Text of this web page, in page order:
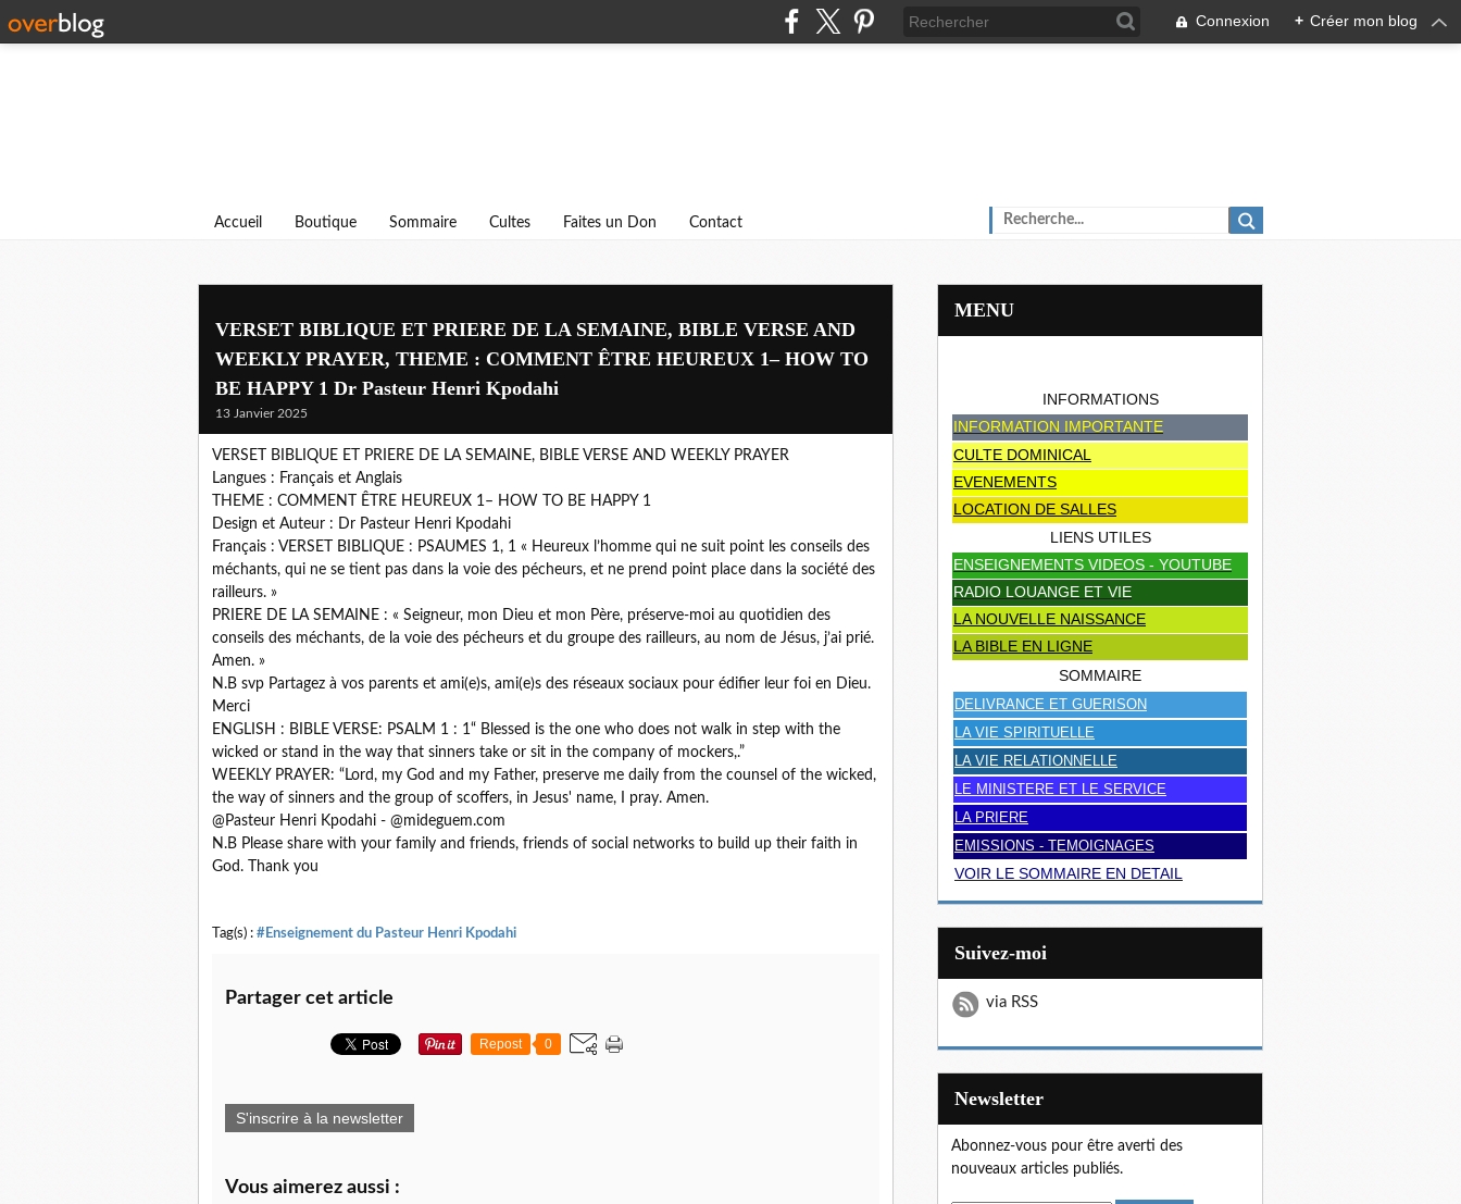
Connexion + Créer mon blog
Accueil Boutique Sommaire Cultes Faites un Don Contact
VERSET BIBLIQUE ET PRIERE DE LA SEMAINE, BIBLE VERSE AND
WEEKLY PRAYER, THEME : COMMENT ÊTRE HEUREUX 1– HOW TO
BE HAPPY 1 Dr Pasteur Henri Kpodahi
13 Janvier 2025
VERSET BIBLIQUE ET PRIERE DE LA SEMAINE, BIBLE VERSE AND WEEKLY PRAYER
Langues : Français et Anglais
THEME : COMMENT ÊTRE HEUREUX 1– HOW TO BE HAPPY 1
Design et Auteur : Dr Pasteur Henri Kpodahi
Français : VERSET BIBLIQUE : PSAUMES 1, 1 « Heureux l’homme qui ne suit point les conseils des
méchants, qui ne se tient pas dans la voie des pécheurs, et ne prend point place dans la société des
railleurs. »
PRIERE DE LA SEMAINE : « Seigneur, mon Dieu et mon Père, préserve-moi au quotidien des
conseils des méchants, de la voie des pécheurs et du groupe des railleurs, au nom de Jésus, j’ai prié.
Amen. »
N.B svp Partagez à vos parents et ami(e)s, ami(e)s des réseaux sociaux pour édifier leur foi en Dieu.
Merci
ENGLISH : BIBLE VERSE: PSALM 1 : 1“ Blessed is the one who does not walk in step with the
wicked or stand in the way that sinners take or sit in the company of mockers,.”
WEEKLY PRAYER: “Lord, my God and my Father, preserve me daily from the counsel of the wicked,
the way of sinners and the group of scoffers, in Jesus' name, I pray. Amen.
@Pasteur Henri Kpodahi - @mideguem.com
N.B Please share with your family and friends, friends of social networks to build up their faith in
God. Thank you
Tag(s) : #Enseignement du Pasteur Henri Kpodahi
Partager cet article
Repost 0
S'inscrire à la newsletter
Vous aimerez aussi :
MENU
INFORMATIONS
INFORMATION IMPORTANTE
CULTE DOMINICAL
EVENEMENTS
LOCATION DE SALLES
LIENS UTILES
ENSEIGNEMENTS VIDEOS - YOUTUBE
RADIO LOUANGE ET VIE
LA NOUVELLE NAISSANCE
LA BIBLE EN LIGNE
SOMMAIRE
DELIVRANCE ET GUERISON
LA VIE SPIRITUELLE
LA VIE RELATIONNELLE
LE MINISTERE ET LE SERVICE
LA PRIERE
EMISSIONS - TEMOIGNAGES
VOIR LE SOMMAIRE EN DETAIL
Suivez-moi
via RSS
Newsletter
Abonnez-vous pour être averti des
nouveaux articles publiés.